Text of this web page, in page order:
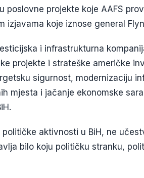
poslovne projekte koje AAFS
izjavama koje iznose general
i infrastrukturna
projekte i strateške američke
sigurnost, modernizaciju
mjesta i jačanje ekonomske
političke aktivnosti u BiH, ne
bilo koju političku stranku,